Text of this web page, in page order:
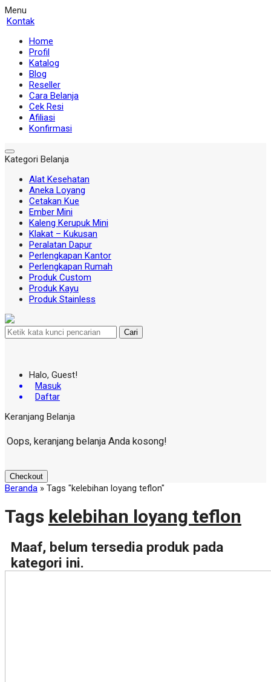
Menu
Kontak
Home
Profil
Katalog
Blog
Reseller
Cara Belanja
Cek Resi
Afiliasi
Konfirmasi
Kategori Belanja
Alat Kesehatan
Aneka Loyang
Cetakan Kue
Ember Mini
Kaleng Kerupuk Mini
Klakat – Kukusan
Peralatan Dapur
Perlengkapan Kantor
Perlengkapan Rumah
Produk Custom
Produk Kayu
Produk Stainless
Cari
Halo, Guest!
Masuk
Daftar
Keranjang Belanja
Oops, keranjang belanja Anda kosong!
Checkout
Beranda » Tags "kelebihan loyang teflon"
Tags kelebihan loyang teflon
Maaf, belum tersedia produk pada
kategori ini.